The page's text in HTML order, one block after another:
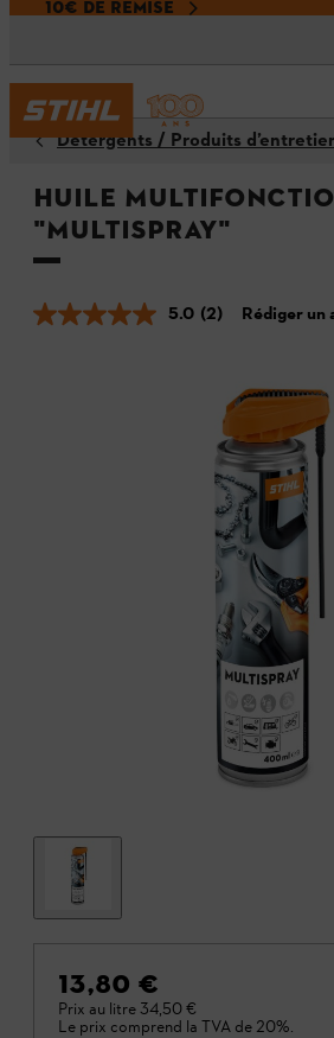
10€ DE REMISE
Détergents / Produits
Huile
"Multispray"
5.0 (2) Rédiger un
13,80 €
Prix au litre 34,50 €
Le prix comprend la TVA de 20%.